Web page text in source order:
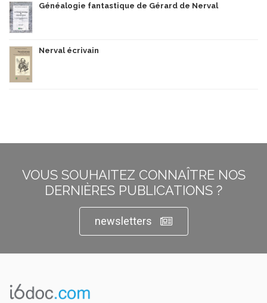
Généalogie fantastique de Gérard de Nerval
Nerval écrivain
VOUS SOUHAITEZ CONNAÎTRE NOS
DERNIÈRES PUBLICATIONS ?
newsletters